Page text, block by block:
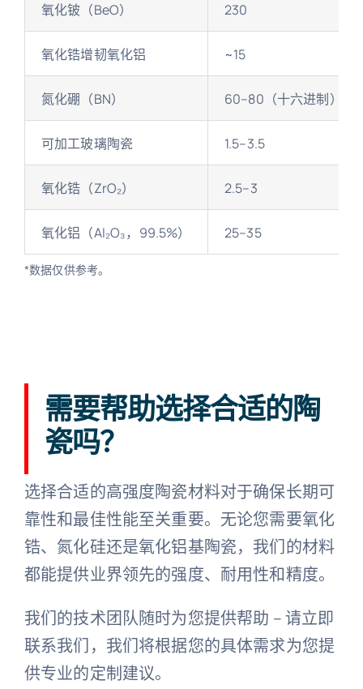
氧化铍（BeO） 230
氧化锆增韧氧化铝 ~15
氮化硼（BN） 60–80（十六进制）
可加工玻璃陶瓷 1.5–3.5
氧化锆（ZrO₂） 2.5–3
氧化铝（Al₂O₃，99.5%） 25–35
*数据仅供参考。
需要帮助选择合适的陶
瓷吗？
选择合适的高强度陶瓷材料对于确保长期可
靠性和最佳性能至关重要。无论您需要氧化
锆、氮化硅还是氧化铝基陶瓷，我们的材料
都能提供业界领先的强度、耐用性和精度。
我们的技术团队随时为您提供帮助 – 请立即
联系我们，我们将根据您的具体需求为您提
供专业的定制建议。